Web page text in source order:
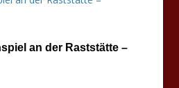
an der Raststätte –